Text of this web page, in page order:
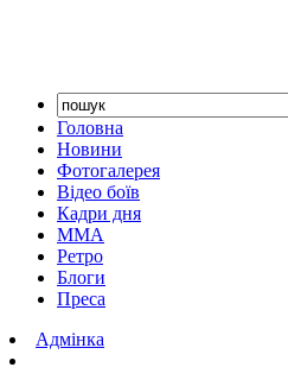
Головна
Новини
Фотогалерея
Відео боїв
Кадри дня
ММА
Ретро
Блоги
Преса
Адмінка